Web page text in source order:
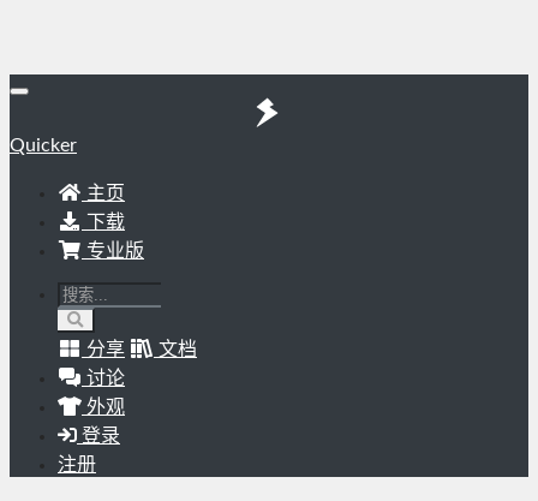
Quicker
主页
下载
专业版
分享
文档
讨论
外观
登录
注册